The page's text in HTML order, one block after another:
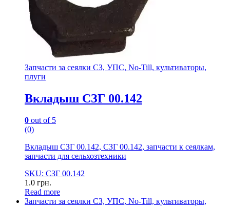
Запчасти за сеялки СЗ, УПС, No-Till, культиваторы,
плуги
Вкладыш СЗГ 00.142
0 out of 5
(0)
Вкладыш СЗГ 00.142, СЗГ 00.142, запчасти к сеялкам,
запчасти для сельхозтехники
SKU: СЗГ 00.142
1.0 грн.
Read more
Запчасти за сеялки СЗ, УПС, No-Till, культиваторы,